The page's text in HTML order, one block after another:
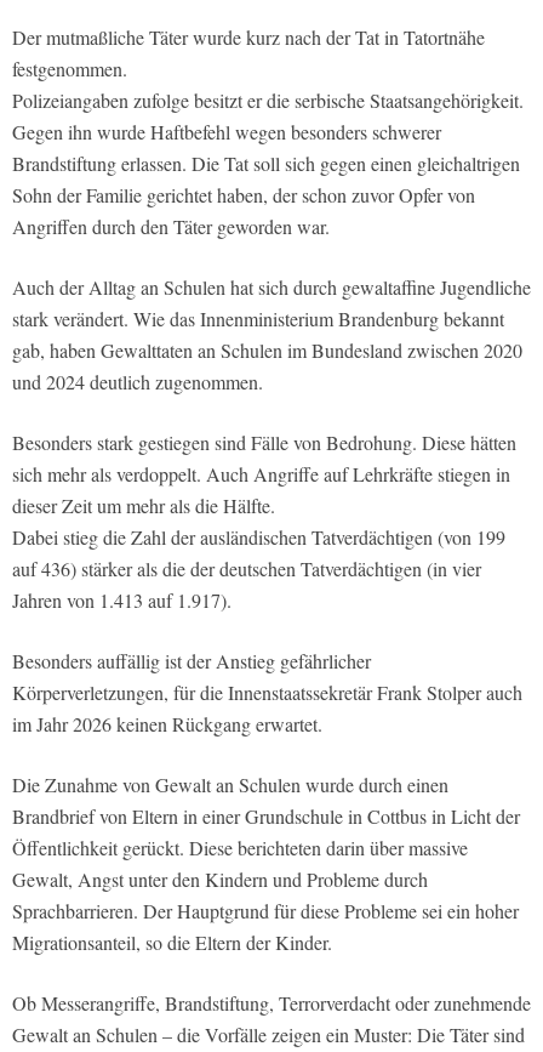
Der mutmaßliche Täter wurde kurz nach der Tat in Tatortnähe
festgenommen.
Polizeiangaben zufolge besitzt er die serbische Staatsangehörigkeit.
Gegen ihn wurde Haftbefehl wegen besonders schwerer
Brandstiftung erlassen. Die Tat soll sich gegen einen gleichaltrigen
Sohn der Familie gerichtet haben, der schon zuvor Opfer von
Angriffen durch den Täter geworden war.
Auch der Alltag an Schulen hat sich durch gewaltaffine Jugendliche
stark verändert. Wie das Innenministerium Brandenburg bekannt
gab, haben Gewalttaten an Schulen im Bundesland zwischen 2020
und 2024 deutlich zugenommen.
Besonders stark gestiegen sind Fälle von Bedrohung. Diese hätten
sich mehr als verdoppelt. Auch Angriffe auf Lehrkräfte stiegen in
dieser Zeit um mehr als die Hälfte.
Dabei stieg die Zahl der ausländischen Tatverdächtigen (von 199
auf 436) stärker als die der deutschen Tatverdächtigen (in vier
Jahren von 1.413 auf 1.917).
Besonders auffällig ist der Anstieg gefährlicher
Körperverletzungen, für die Innenstaatssekretär Frank Stolper auch
im Jahr 2026 keinen Rückgang erwartet.
Die Zunahme von Gewalt an Schulen wurde durch einen
Brandbrief von Eltern in einer Grundschule in Cottbus in Licht der
Öffentlichkeit gerückt. Diese berichteten darin über massive
Gewalt, Angst unter den Kindern und Probleme durch
Sprachbarrieren. Der Hauptgrund für diese Probleme sei ein hoher
Migrationsanteil, so die Eltern der Kinder.
Ob Messerangriffe, Brandstiftung, Terrorverdacht oder zunehmende
Gewalt an Schulen – die Vorfälle zeigen ein Muster: Die Täter sind